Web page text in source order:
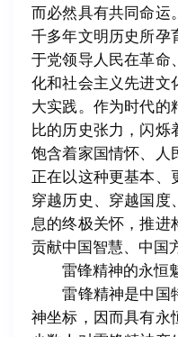
而必然具有共同命运
千多年文明历史所孕
于党领导人民在革命
化和社会主义先进文
大实践。作为时代的
比的历史张力，闪烁
饱含着家国情怀、人
正在以这种更基本、
穿越历史、穿越国度
息的终极关怀，推进
贡献中国智慧、中国
雷锋精神的永恒
雷锋精神是中国
神坐标，因而具有永